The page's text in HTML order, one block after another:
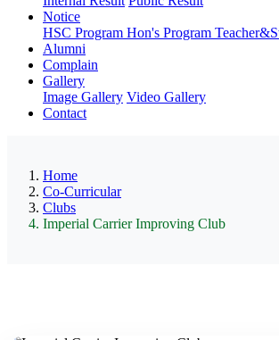
Notice
HSC Program Hon's Program
Alumni
Complain
Gallery
Image Gallery Video Gallery
Contact
Home
Co-Curricular
Clubs
Imperial Carrier Improving Club